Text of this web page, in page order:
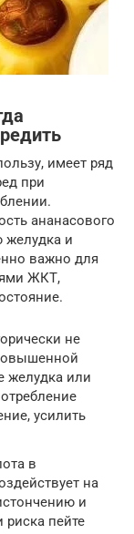
имеет ряд
при
ананасового
желудка и
важно для
ЖКТ,
не
желудка или
усилить
в
на
и
пейте